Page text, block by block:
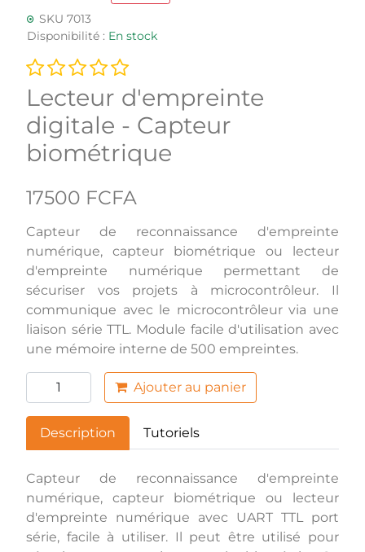
SKU 7013
Disponibilité : En stock
Lecteur d'empreinte
digitale - Capteur
biométrique
17500 FCFA
Capteur de reconnaissance d'empreinte
numérique, capteur biométrique ou lecteur
d'empreinte numérique permettant de
sécuriser vos projets à microcontrôleur. Il
communique avec le microcontrôleur via une
liaison série TTL. Module facile d'utilisation avec
une mémoire interne de 500 empreintes.
Ajouter au panier
Description Tutoriels
Capteur de reconnaissance d'empreinte
numérique, capteur biométrique ou lecteur
d'empreinte numérique avec UART TTL port
série, facile à utiliser. Il peut être utilisé pour